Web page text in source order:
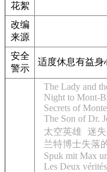
花絮
改编
来源
安全
警示
适度休息有益身
The Lady and
Night to Mont-
Secrets of
The Son of Dr.
太空英雄 迷
兰特博士失落
Spuk mit Max
Les Deux vérités